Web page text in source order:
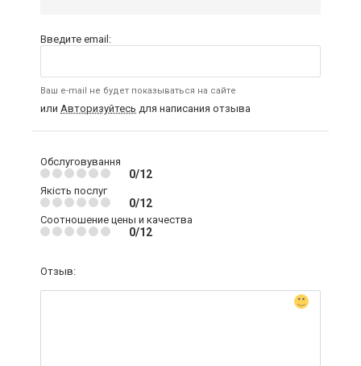
Введите email:
Ваш e-mail не будет показываться на сайте
или Авторизуйтесь для написания отзыва
Обслуговування
0/12
Якість послуг
0/12
Соотношение цены и качества
0/12
Отзыв: